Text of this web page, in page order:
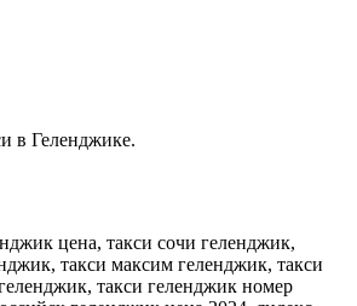
в Геленджике.
цена, такси сочи геленджик,
такси максим геленджик, такси
такси геленджик номер